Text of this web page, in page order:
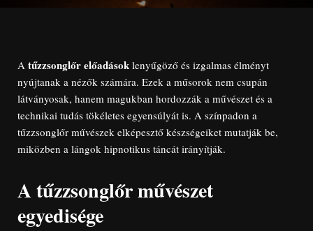
A tűzzsonglőr előadások lenyűgöző és izgalmas élményt
nyújtanak a nézők számára. Ezek a műsorok nem csupán
látványosak, hanem magukban hordozzák a művészet és a
technikai tudás tökéletes egyensúlyát is. A színpadon a
tűzzsonglőr művészek elképesztő készségeiket mutatják be,
miközben a lángok hipnotikus táncát irányítják.
A tűzzsonglőr művészet
egyedisége